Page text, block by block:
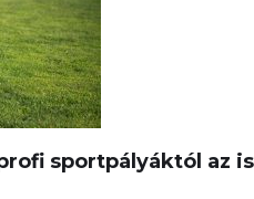
sportpályáktól az